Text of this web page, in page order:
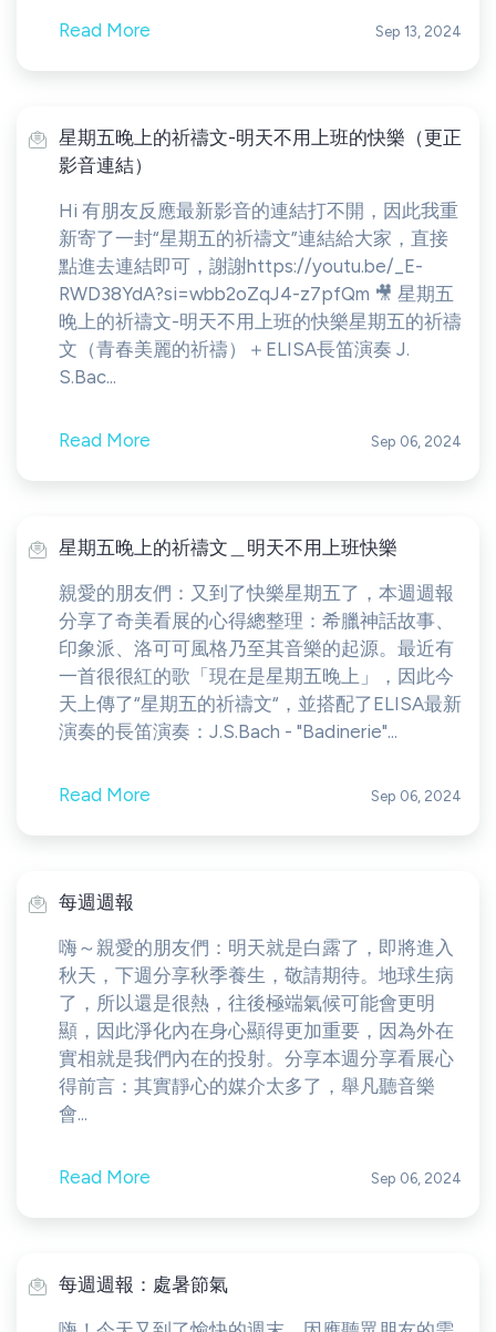
Read More Sep 13, 2024
星期五晚上的祈禱文-明天不用上班的快樂（更正
影音連結）
Hi 有朋友反應最新影音的連結打不開，因此我重
新寄了一封“星期五的祈禱文”連結給大家，直接
點進去連結即可，謝謝https://youtu.be/_E-
RWD38YdA?si=wbb2oZqJ4-z7pfQm 🎥 星期五
晚上的祈禱文-明天不用上班的快樂星期五的祈禱
文（青春美麗的祈禱）＋ELISA長笛演奏 J.
S.Bac...
Read More Sep 06, 2024
星期五晚上的祈禱文＿明天不用上班快樂
親愛的朋友們：又到了快樂星期五了，本週週報
分享了奇美看展的心得總整理：希臘神話故事、
印象派、洛可可風格乃至其音樂的起源。最近有
一首很很紅的歌「現在是星期五晚上」，因此今
天上傳了“星期五的祈禱文“，並搭配了ELISA最新
演奏的長笛演奏：J.S.Bach - "Badinerie"...
Read More Sep 06, 2024
每週週報
嗨～親愛的朋友們：明天就是白露了，即將進入
秋天，下週分享秋季養生，敬請期待。地球生病
了，所以還是很熱，往後極端氣候可能會更明
顯，因此淨化內在身心顯得更加重要，因為外在
實相就是我們內在的投射。分享本週分享看展心
得前言：其實靜心的媒介太多了，舉凡聽音樂
會...
Read More Sep 06, 2024
每週週報：處暑節氣